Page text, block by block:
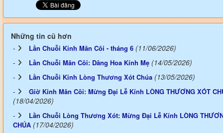
Những tin cũ hơn
Lần Chuỗi Kinh Mân Côi - tháng 6 (11/06/2026)
Lần Chuỗi Mân Côi: Dâng Hoa Kính Mẹ (14/05/2026)
Lần Chuỗi Kinh Lòng Thương Xót Chúa (13/05/2026)
Giờ Kinh Mân Côi: Mừng Đại Lễ Kính LÒNG THƯƠNG XÓT
(18/04/2026)
Lần Chuỗi Lòng Thương Xót: Mừng Đại Lễ Kính LÒNG
CHÚA (17/04/2026)